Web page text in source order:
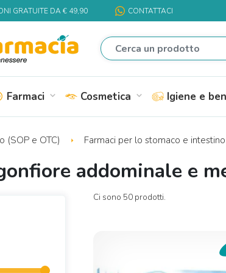
GRATUITE DA € 49,90 CONTATTACI
Farmaci expand_more Cosmetica expand_more Igiene e
(SOP e OTC) Farmaci per lo stomaco e intestino
addominale e
Ci sono 50 prodotti.